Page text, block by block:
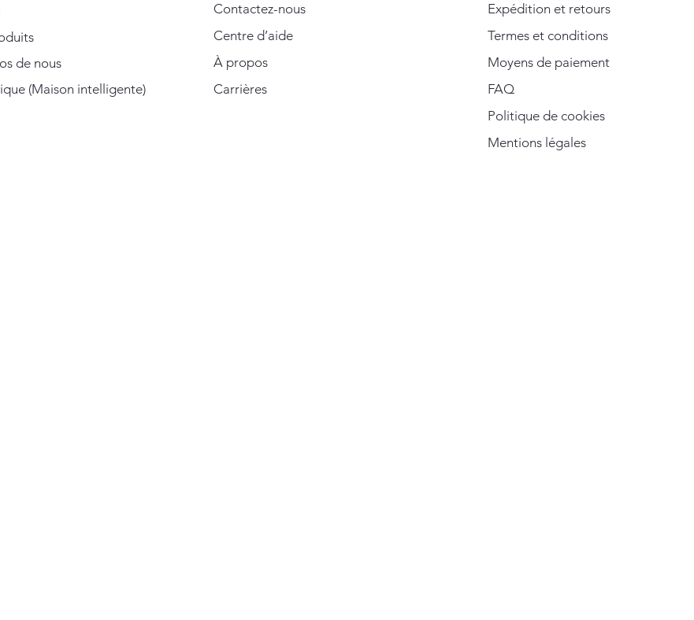
de nous
(Maison intelligente)
Contactez-nous
Centre d’aide
À propos
Carrières
Expédition et retours
Termes et conditions
Moyens de paiement
FAQ
Politique de cookies
Mentions légales